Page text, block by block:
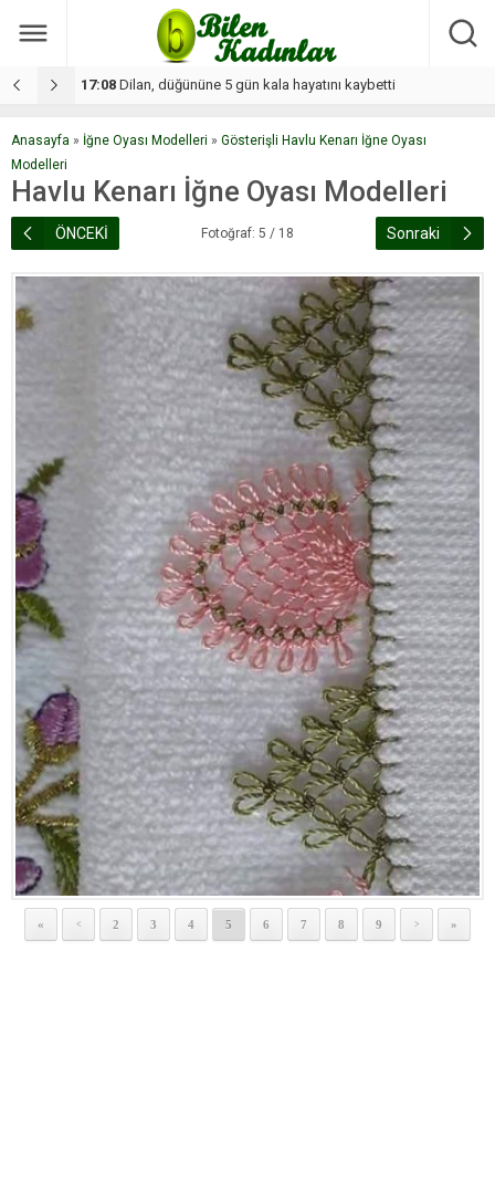
17:08 Dilan, düğününe 5 gün kala hayatını kaybetti
Anasayfa » İğne Oyası Modelleri » Gösterişli Havlu Kenarı İğne Oyası
Modelleri
Havlu Kenarı İğne Oyası Modelleri
ÖNCEKİ Fotoğraf: 5 / 18 Sonraki
« < 2 3 4 5 6 7 8 9 > »